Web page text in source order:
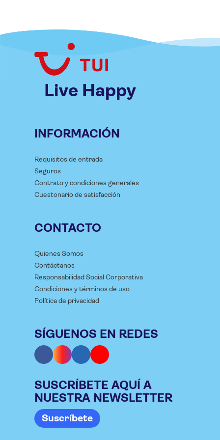
Live Happy
INFORMACIÓN
Requisitos de entrada
Seguros
Contrato y condiciones generales
Cuestonario de satisfacción
CONTACTO
Quienes Somos
Contáctanos
Responsabilidad Social Corporativa
Condiciones y términos de uso
Política de privacidad
SÍGUENOS EN REDES
SUSCRÍBETE AQUÍ A
NUESTRA NEWSLETTER
Suscríbete